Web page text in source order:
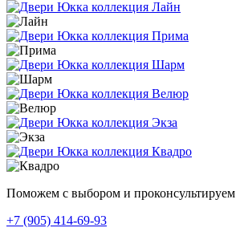
Поможем с выбором и проконсультируем
+7 (905) 414-69-93